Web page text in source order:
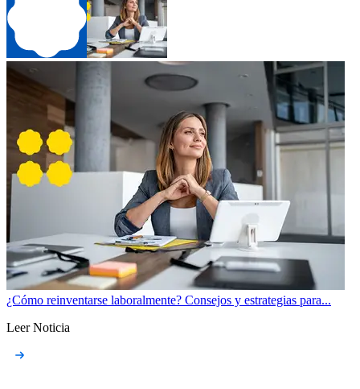
¿Cómo reinventarse laboralmente? Consejos y estrategias para...
Leer Noticia